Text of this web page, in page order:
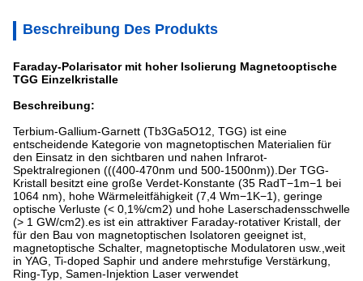
Beschreibung Des Produkts
Faraday-Polarisator mit hoher Isolierung Magnetooptische
TGG Einzelkristalle
Beschreibung:
Terbium-Gallium-Garnett (Tb3Ga5O12, TGG) ist eine
entscheidende Kategorie von magnetoptischen Materialien für
den Einsatz in den sichtbaren und nahen Infrarot-
Spektralregionen (((400-470nm und 500-1500nm)).Der TGG-
Kristall besitzt eine große Verdet-Konstante (35 RadT−1m−1 bei
1064 nm), hohe Wärmeleitfähigkeit (7,4 Wm−1K−1), geringe
optische Verluste (< 0,1%/cm2) und hohe Laserschadensschwelle
(> 1 GW/cm2).es ist ein attraktiver Faraday-rotativer Kristall, der
für den Bau von magnetoptischen Isolatoren geeignet ist,
magnetoptische Schalter, magnetoptische Modulatoren usw.,weit
in YAG, Ti-doped Saphir und andere mehrstufige Verstärkung,
Ring-Typ, Samen-Injektion Laser verwendet